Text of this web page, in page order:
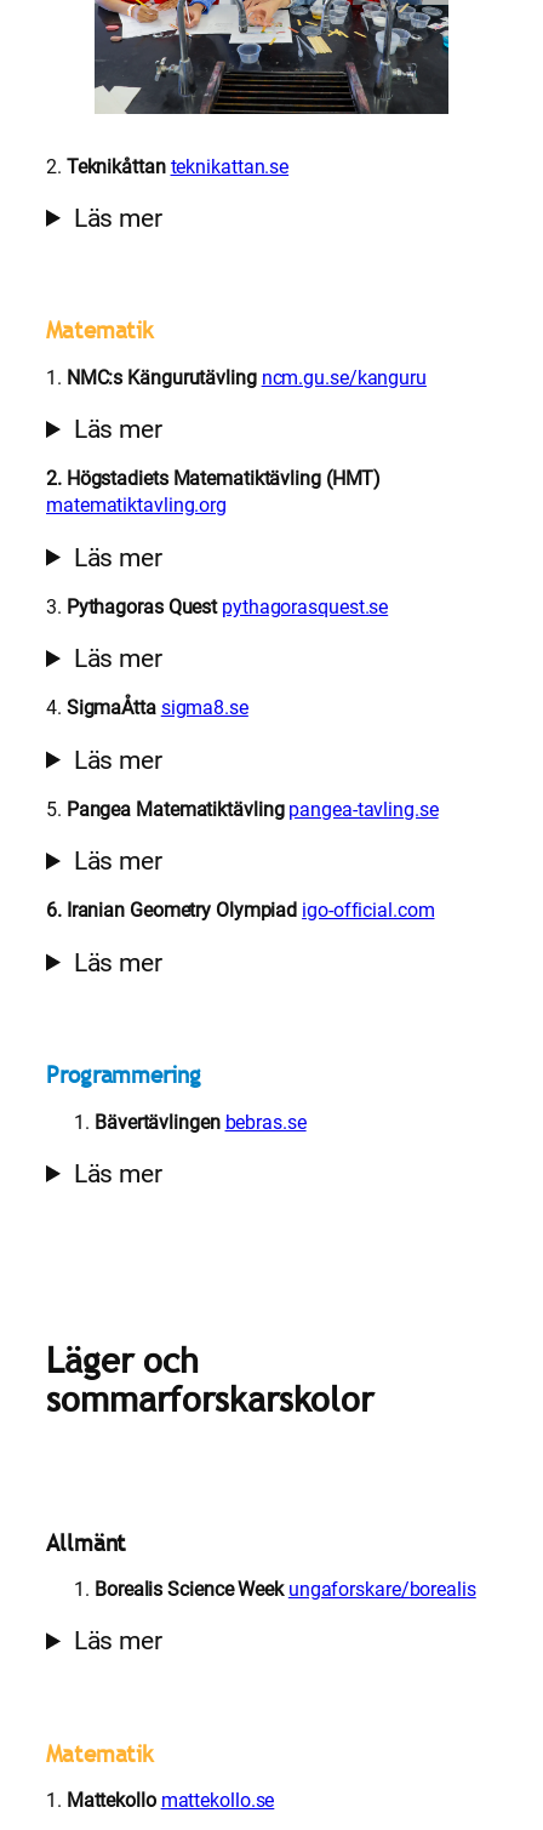
2. Teknikåttan teknikattan.se
Läs mer
Matematik
1. NMC:s Kängurutävling ncm.gu.se/kanguru
Läs mer
2. Högstadiets Matematiktävling (HMT)
matematiktavling.org
Läs mer
3. Pythagoras Quest pythagorasquest.se
Läs mer
4. SigmaÅtta sigma8.se
Läs mer
5. Pangea Matematiktävling pangea-tavling.se
Läs mer
6. Iranian Geometry Olympiad igo-official.com
Läs mer
Programmering
Bävertävlingen bebras.se
Läs mer
Läger och
sommarforskarskolor
Allmänt
Borealis Science Week ungaforskare/borealis
Läs mer
Matematik
1. Mattekollo mattekollo.se